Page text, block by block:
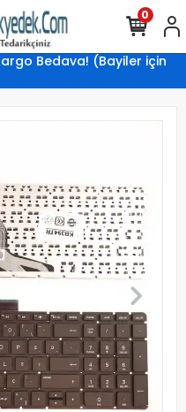
Bedava! (Bayiler için
0